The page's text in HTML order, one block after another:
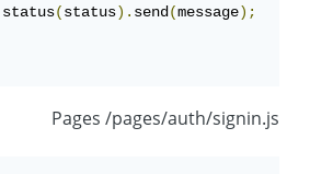
status(status).send(message);
Pages /pages/auth/signin.js